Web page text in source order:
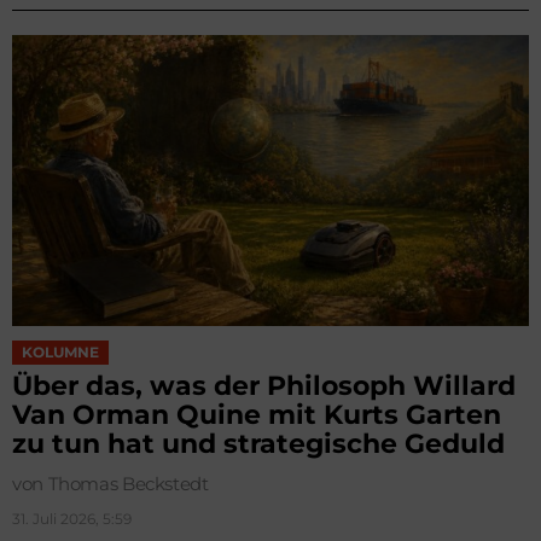
KOLUMNE
Über das, was der Philosoph Willard
Van Orman Quine mit Kurts Garten
zu tun hat und strategische Geduld
von Thomas Beckstedt
31. Juli 2026, 5:59